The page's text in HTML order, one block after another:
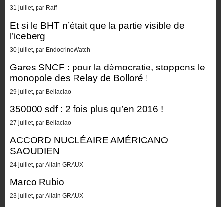
31 juillet, par Raff
Et si le BHT n’était que la partie visible de
l’iceberg
30 juillet, par EndocrineWatch
Gares SNCF : pour la démocratie, stoppons le
monopole des Relay de Bolloré !
29 juillet, par Bellaciao
350000 sdf : 2 fois plus qu’en 2016 !
27 juillet, par Bellaciao
ACCORD NUCLÉAIRE AMÉRICANO
SAOUDIEN
24 juillet, par Allain GRAUX
Marco Rubio
23 juillet, par Allain GRAUX